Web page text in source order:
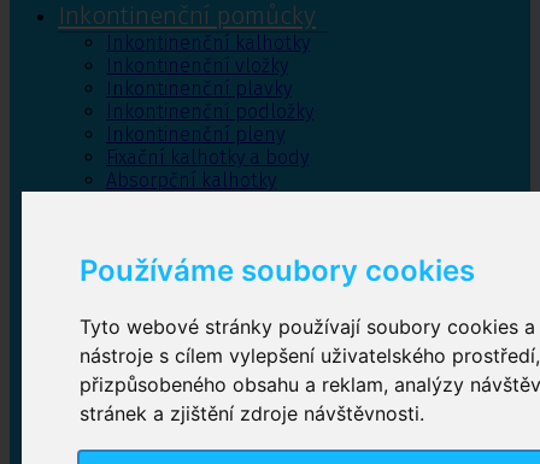
Používáme soubory cookies
Tyto webové stránky používají soubory cookies
nástroje s cílem vylepšení uživatelského
přizpůsobeného obsahu a reklam, analýzy
stránek a zjištění zdroje návštěvnosti.
Inkontinenční pomůcky
Inkontinenční kalhotky
Inkontinenční vložky
Inkontinenční plavky
Inkontinenční podložky
Inkontinenční pleny
Fixační kalhotky a body
Absorpční kalhotky
Inkontinenční kalhotky
Plenkové kalhotky navlékací,Plenkové kalhotky
zalepovací,Inkontinenční kalhotky dámské